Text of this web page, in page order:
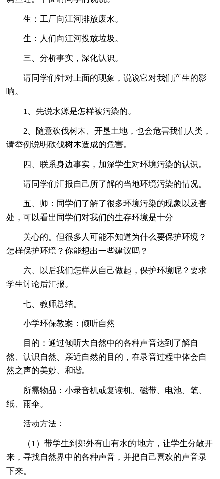
生：工厂向江河排放废水。
生：人们向江河投放垃圾。
三、分析事实，深化认识。
请同学们针对上面的现象，说说它对我们产生的影
响。
1、先说水源是怎样被污染的。
2、随意砍伐树木、开垦土地，也会危害我们人类，
请举例说明砍伐树木造成的危害。
四、联系身边事实，加深学生对环境污染的认识。
请同学们汇报自己所了解的当地环境污染的情况。
五、师：同学们了解了很多环境污染的现象以及害
处，可以看出同学们对我们的生存环境是十分
关心的。但很多人可能不知道为什么要保护环境？
怎样保护环境？你能想出一些建议吗？
六、以后我们怎样从自己做起，保护环境呢？要求
学生讨论后汇报。
七、教师总结。
小学环保教案：倾听自然
目的：通过倾听大自然中的各种声音达到了解自
然、认识自然、亲近自然的目的，在录音过程中体会自
然之声的美妙、和谐。
所需物品：小录音机或复读机、磁带、电池、笔、
纸、雨伞。
活动方法：
（1）带学生到郊外有山有水的'地方，让学生分散开
来，寻找自然界中的各种声音，并把自己喜欢的声音录
下来。